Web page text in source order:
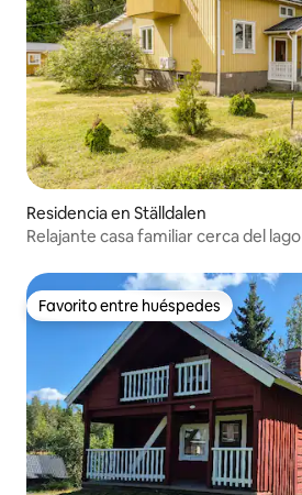
Residencia en Ställdalen
Relajante casa familiar cerca del lago
Favorito entre huéspedes
Favorito entre huéspedes